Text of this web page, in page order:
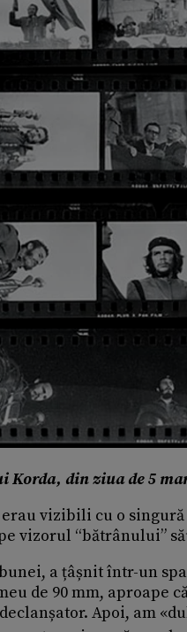
din ziua de 5
vizibili cu o singură
vizorul “bătrânului”
a țâșnit într-un
de 90 mm, aproape
Apoi, am